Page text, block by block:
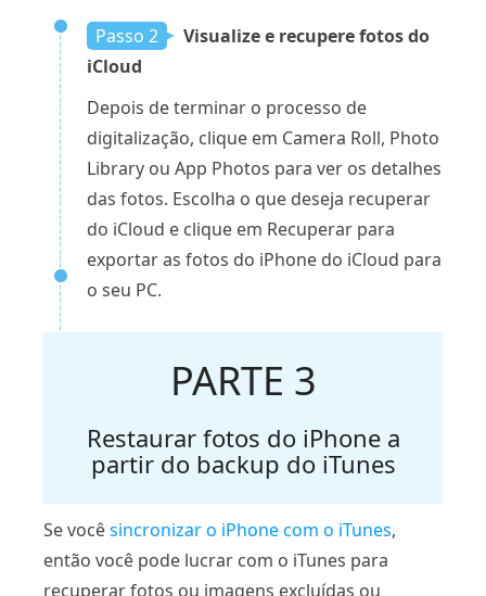
Passo 2
Visualize e recupere fotos do
iCloud
Depois de terminar o processo de
digitalização, clique em Camera Roll, Photo
Library ou App Photos para ver os detalhes
das fotos. Escolha o que deseja recuperar
do iCloud e clique em Recuperar para
exportar as fotos do iPhone do iCloud para
o seu PC.
PARTE 3
Restaurar fotos do iPhone a
partir do backup do iTunes
Se vocêsincronizar o iPhone com o iTunes,
então você pode lucrar com o iTunes para
recuperar fotos ou imagens excluídas ou